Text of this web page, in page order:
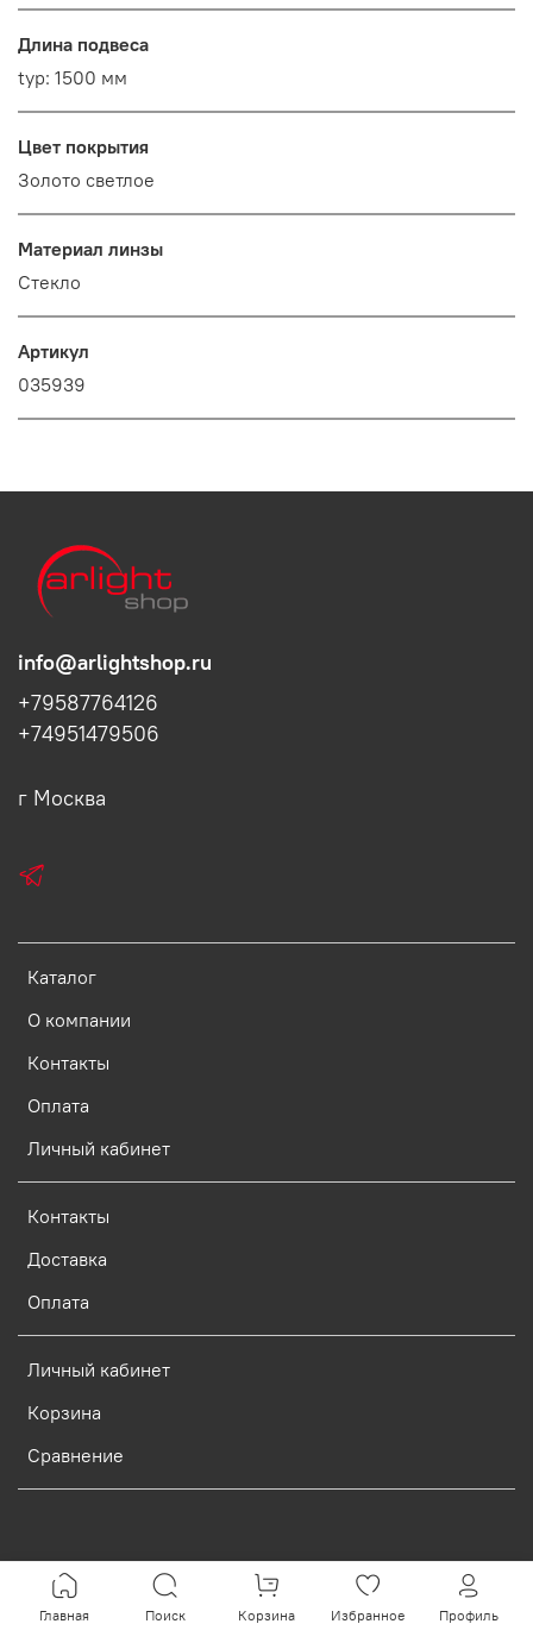
Длина подвеса
typ: 1500 мм
Цвет покрытия
Золото светлое
Материал линзы
Стекло
Артикул
035939
Каталог
О компании
Контакты
Оплата
Личный кабинет
Контакты
Доставка
Оплата
Личный кабинет
Корзина
Сравнение
info@arlightshop.ru
+79587764126
+74951479506
г Москва
Главная Поиск Корзина Избранное Профиль
Verification: d773dcf9c7c1c3e0